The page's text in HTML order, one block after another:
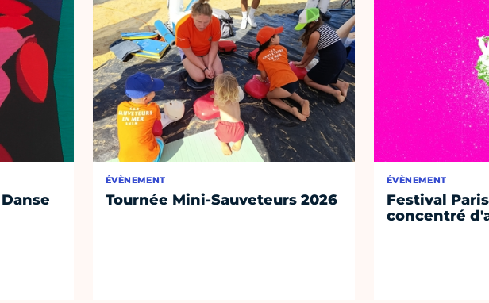
ÉVÈNEMENT
Tournée Mini-Sauveteurs 2026
ÉVÈNEMENT
Festival
concentré